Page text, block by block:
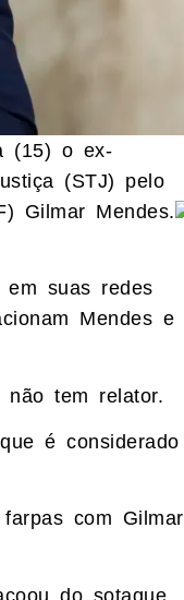
(15) o ex-
(STJ) pelo
Gilmar Mendes.
suas redes
Mendes e
tem relator.
é considerado
com Gilmar
do sotaque